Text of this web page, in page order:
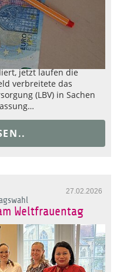
jetzt laufen die
verbreitete das
(LBV) in Sachen
27.02.2026
Weltfrauentag